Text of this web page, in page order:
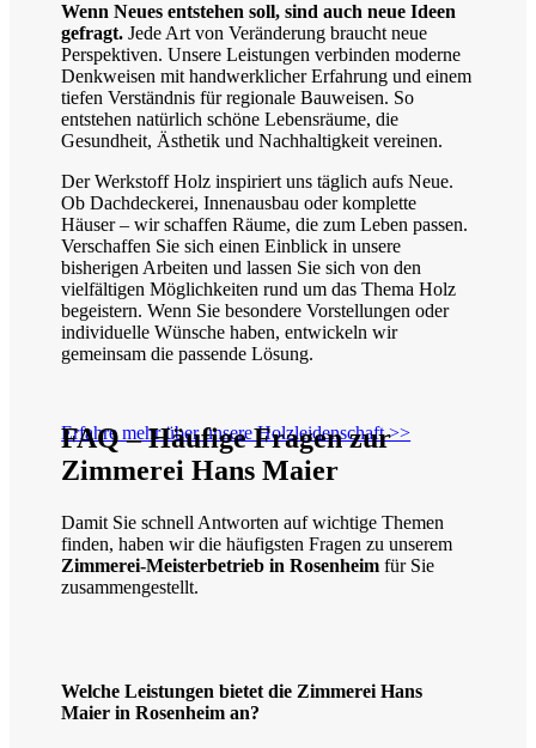
Wenn Neues entstehen soll, sind auch neue Ideen
gefragt. Jede Art von Veränderung braucht neue
Perspektiven. Unsere Leistungen verbinden moderne
Denkweisen mit handwerklicher Erfahrung und einem
tiefen Verständnis für regionale Bauweisen. So
entstehen natürlich schöne Lebensräume, die
Gesundheit, Ästhetik und Nachhaltigkeit vereinen.
Der Werkstoff Holz inspiriert uns täglich aufs Neue.
Ob Dachdeckerei, Innenausbau oder komplette
Häuser – wir schaffen Räume, die zum Leben passen.
Verschaffen Sie sich einen Einblick in unsere
bisherigen Arbeiten und lassen Sie sich von den
vielfältigen Möglichkeiten rund um das Thema Holz
begeistern. Wenn Sie besondere Vorstellungen oder
individuelle Wünsche haben, entwickeln wir
gemeinsam die passende Lösung.
Erfahre mehr über unsere Holzleidenschaft >>
FAQ – Häufige Fragen zur
Zimmerei Hans Maier
Damit Sie schnell Antworten auf wichtige Themen
finden, haben wir die häufigsten Fragen zu unserem
Zimmerei-Meisterbetrieb in Rosenheim für Sie
zusammengestellt.
Welche Leistungen bietet die Zimmerei Hans
Maier in Rosenheim an?